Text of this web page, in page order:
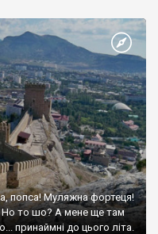
попса! Муляжна фортеця!
Но то шо? А мене ще там
принаймні до цього літа.